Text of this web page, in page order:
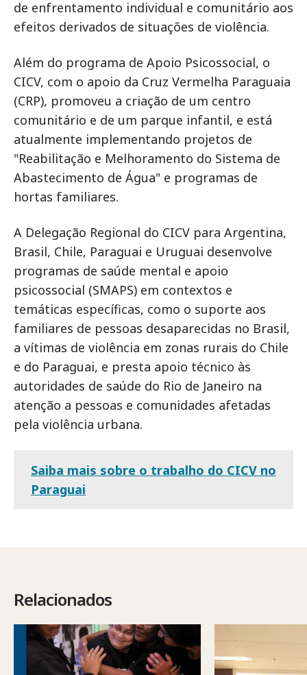
de enfrentamento individual e comunitário aos
efeitos derivados de situações de violência.
Além do programa de Apoio Psicossocial, o
CICV, com o apoio da Cruz Vermelha Paraguaia
(CRP), promoveu a criação de um centro
comunitário e de um parque infantil, e está
atualmente implementando projetos de
"Reabilitação e Melhoramento do Sistema de
Abastecimento de Água" e programas de
hortas familiares.
A Delegação Regional do CICV para Argentina,
Brasil, Chile, Paraguai e Uruguai desenvolve
programas de saúde mental e apoio
psicossocial (SMAPS) em contextos e
temáticas específicas, como o suporte aos
familiares de pessoas desaparecidas no Brasil,
a vítimas de violência em zonas rurais do Chile
e do Paraguai, e presta apoio técnico às
autoridades de saúde do Rio de Janeiro na
atenção a pessoas e comunidades afetadas
pela violência urbana.
Saiba mais sobre o trabalho do CICV no
Paraguai
Relacionados